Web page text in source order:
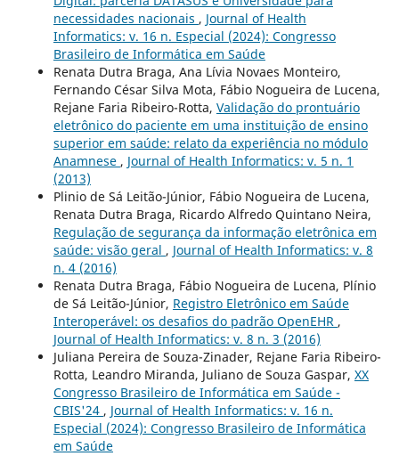
necessidades nacionais , Journal of Health
Informatics: v. 16 n. Especial (2024): Congresso
Brasileiro de Informática em Saúde
Renata Dutra Braga, Ana Lívia Novaes Monteiro,
Fernando César Silva Mota, Fábio Nogueira de Lucena,
Rejane Faria Ribeiro-Rotta, Validação do prontuário
eletrônico do paciente em uma instituição de ensino
superior em saúde: relato da experiência no módulo
Anamnese , Journal of Health Informatics: v. 5 n. 1
(2013)
Plinio de Sá Leitão-Júnior, Fábio Nogueira de Lucena,
Renata Dutra Braga, Ricardo Alfredo Quintano Neira,
Regulação de segurança da informação eletrônica em
saúde: visão geral , Journal of Health Informatics: v. 8
n. 4 (2016)
Renata Dutra Braga, Fábio Nogueira de Lucena, Plínio
de Sá Leitão-Júnior, Registro Eletrônico em Saúde
Interoperável: os desafios do padrão OpenEHR ,
Journal of Health Informatics: v. 8 n. 3 (2016)
Juliana Pereira de Souza-Zinader, Rejane Faria Ribeiro-
Rotta, Leandro Miranda, Juliano de Souza Gaspar, XX
Congresso Brasileiro de Informática em Saúde -
CBIS'24 , Journal of Health Informatics: v. 16 n.
Especial (2024): Congresso Brasileiro de Informática
em Saúde